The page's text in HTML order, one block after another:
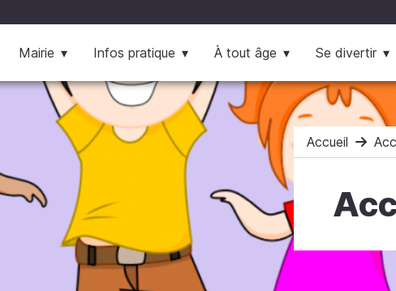
Mairie Infos pratique À tout âge Se divertir
Accueil